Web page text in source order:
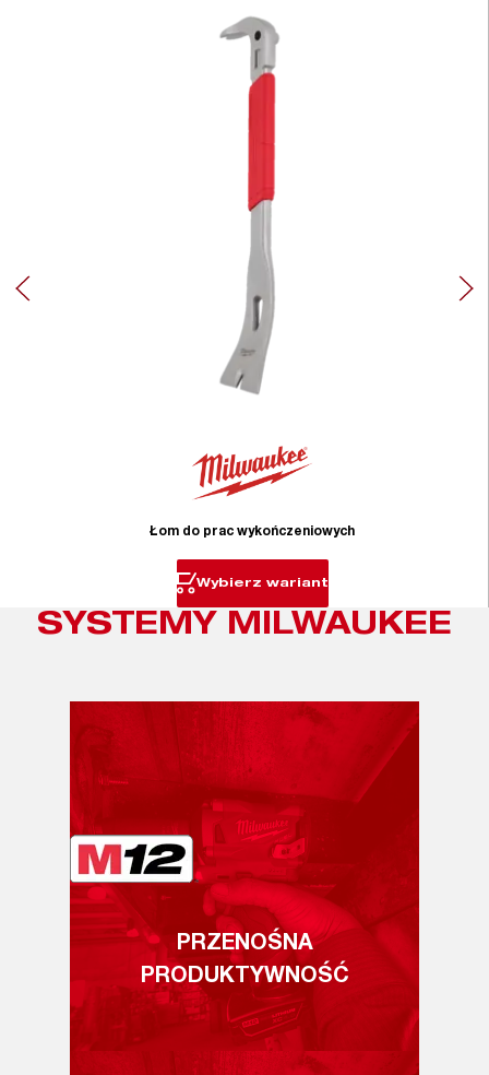
Łom do prac wykończeniowych
Wybierz wariant
SYSTEMY MILWAUKEE
PRZENOŚNA
PRODUKTYWNOŚĆ